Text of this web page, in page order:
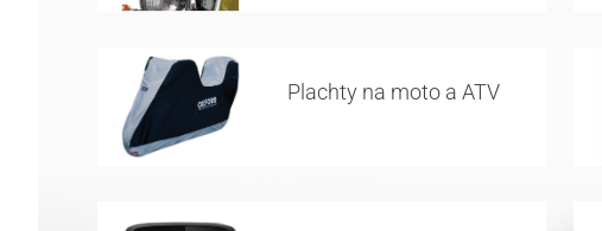
Plachty na moto a ATV